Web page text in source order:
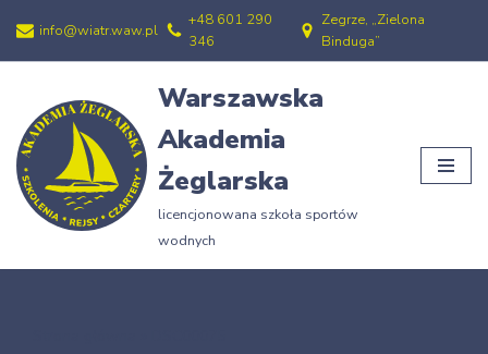
Przejdź
treści
info@wiatr.waw.pl
+48 601 290
346
Zegrze, „Zielona
Binduga”
Warszawska
Akademia
Żeglarska
licencjonowana szkoła sportów
wodnych